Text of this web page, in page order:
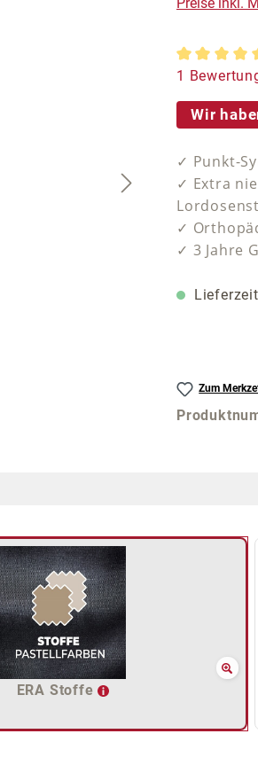
1
Wir
✓ Punkt-
✓ Extra
✓
✓ 3 Jahre
Zum
ERA Stoffe